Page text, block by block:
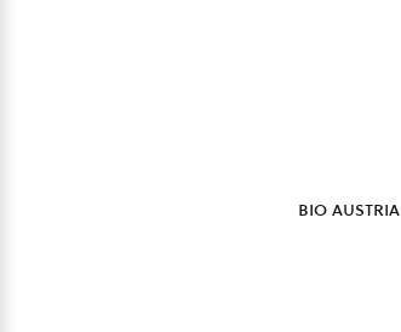
bio austria